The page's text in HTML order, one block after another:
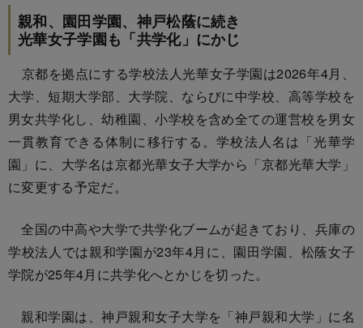
親和、園田学園、神戸松蔭に続き
光華女子学園も「共学化」にかじ
京都を拠点にする学校法人光華女子学園は2026年4月、
大学、短期大学部、大学院、ならびに中学校、高等学校を
男女共学化し、幼稚園、小学校を含め全ての運営校を男女
一貫教育できる体制に移行する。学校法人名は「光華学
園」に、大学名は京都光華女子大学から「京都光華大学」
に変更する予定だ。
全国の中高や大学で共学化ブームが起きており、兵庫の
学校法人では親和学園が23年4月に、園田学園、松蔭女子
学院が25年4月に共学化へとかじを切った。
親和学園は、神戸親和女子大学を「神戸親和大学」に名